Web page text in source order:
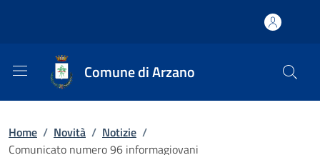
Comune di Arzano
Home / Novità / Notizie /
Comunicato numero 96 informagiovani